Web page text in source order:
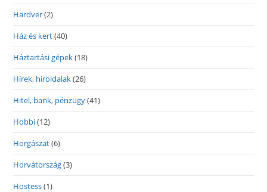
Hardver(2)
Ház és kert(40)
Háztartási gépek(18)
Hírek, híroldalak(26)
Hitel, bank, pénzügy(41)
Hobbi(12)
Horgászat(6)
Horvátország(3)
Hostess(1)